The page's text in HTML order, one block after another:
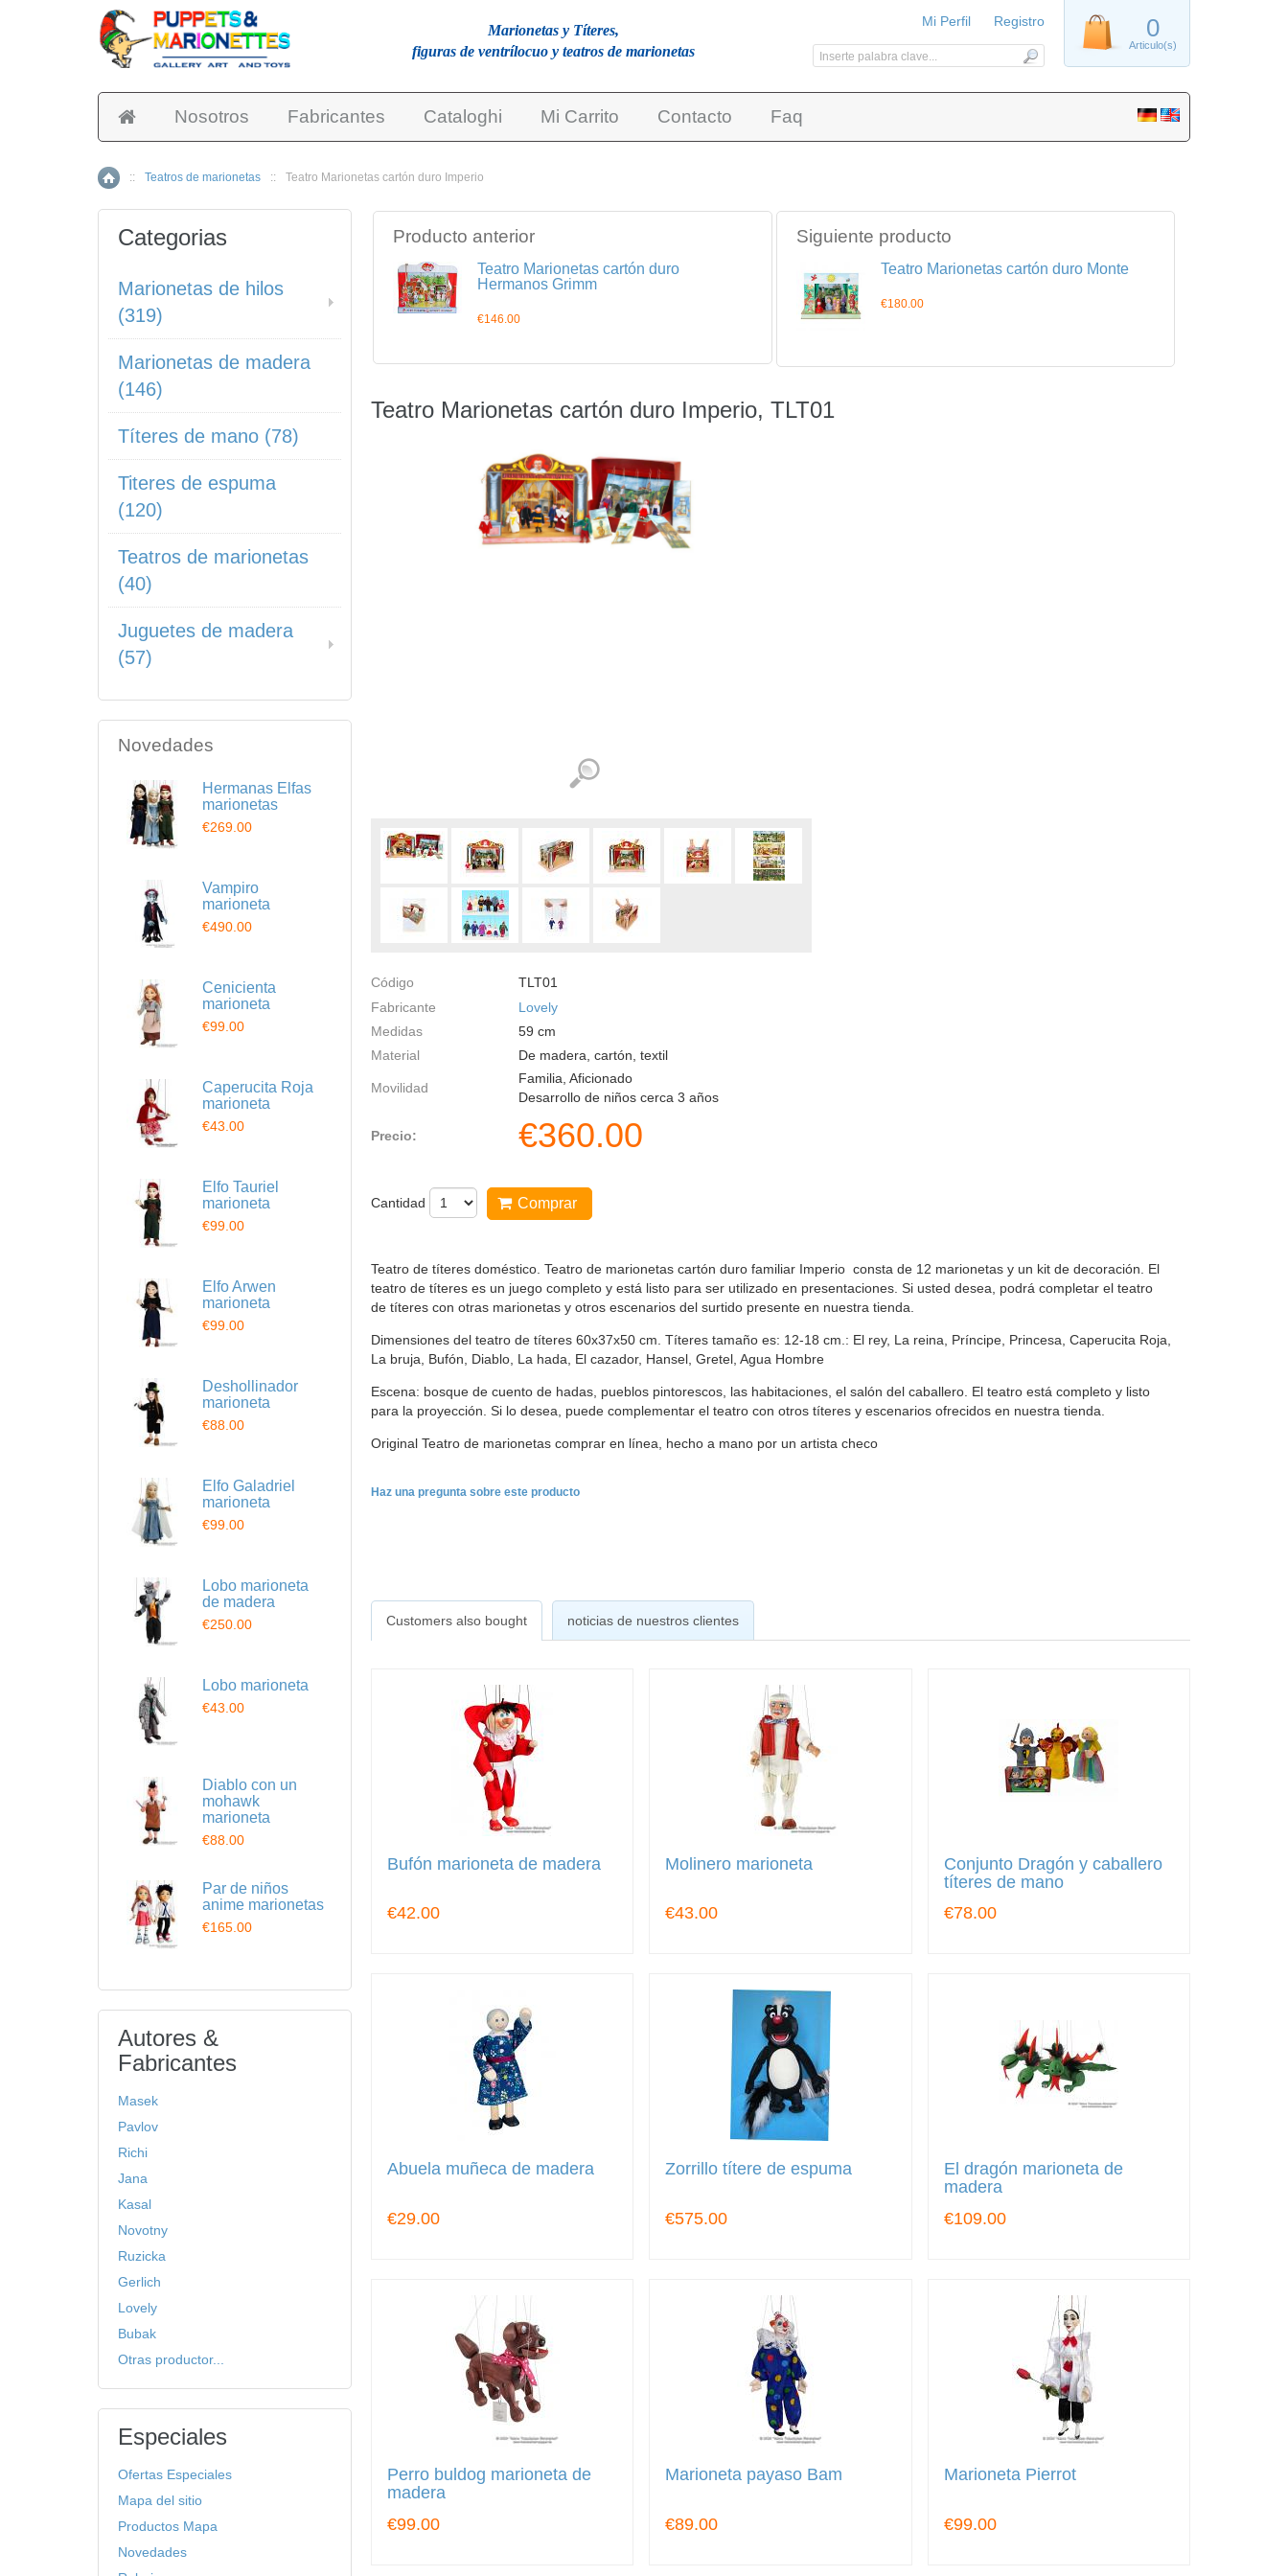
Nosotros Fabricantes Cataloghi Mi Carrito Contacto Faq
Inicio
:: Teatros de marionetas :: Teatro Marionetas cartón duro Imperio
Producto anterior
Teatro Marionetas cartón duro
Hermanos Grimm
€146.00
Siguiente producto
Teatro Marionetas cartón duro Monte
€180.00
Teatro Marionetas cartón duro Imperio, TLT01
Código
TLT01
Fabricante
Lovely
Medidas
59 cm
Material
De madera, cartón, textil
Movilidad
Familia, Aficionado
Desarrollo de niños cerca 3 años
Precio: €360.00
Cantidad Comprar
Teatro de títeres doméstico. Teatro de marionetas cartón duro familiar Imperio consta de 12 marionetas y un kit de decoración. El
teatro de títeres es un juego completo y está listo para ser utilizado en presentaciones. Si usted desea, podrá completar el teatro
de títeres con otras marionetas y otros escenarios del surtido presente en nuestra tienda.
Dimensiones del teatro de títeres 60x37x50 cm. Títeres tamaño es: 12-18 cm.: El rey, La reina, Príncipe, Princesa, Caperucita Roja,
La bruja, Bufón, Diablo, La hada, El cazador, Hansel, Gretel, Agua Hombre
Escena: bosque de cuento de hadas, pueblos pintorescos, las habitaciones, el salón del caballero. El teatro está completo y listo
para la proyección. Si lo desea, puede complementar el teatro con otros títeres y escenarios ofrecidos en nuestra tienda.
Original Teatro de marionetas comprar en línea, hecho a mano por un artista checo
Haz una pregunta sobre este producto
Customers also bought noticias de nuestros clientes
Bufón marioneta de madera
€42.00
Molinero marioneta
€43.00
Conjunto Dragón y caballero
títeres de mano
€78.00
Abuela muñeca de madera
€29.00
Zorrillo títere de espuma
€575.00
El dragón marioneta de
madera
€109.00
Perro buldog marioneta de
madera
€99.00
Marioneta payaso Bam
€89.00
Marioneta Pierrot
€99.00
Categorias
Marionetas de hilos
(319)
Marionetas de madera
(146)
Títeres de mano (78)
Titeres de espuma
(120)
Teatros de marionetas
(40)
Juguetes de madera
(57)
Novedades
Hermanas Elfas
marionetas
€269.00
Vampiro
marioneta
€490.00
Cenicienta
marioneta
€99.00
Caperucita Roja
marioneta
€43.00
Elfo Tauriel
marioneta
€99.00
Elfo Arwen
marioneta
€99.00
Deshollinador
marioneta
€88.00
Elfo Galadriel
marioneta
€99.00
Lobo marioneta
de madera
€250.00
Lobo marioneta
€43.00
Diablo con un
mohawk
marioneta
€88.00
Par de niños
anime marionetas
€165.00
Autores &
Fabricantes
Masek
Pavlov
Richi
Jana
Kasal
Novotny
Ruzicka
Gerlich
Lovely
Bubak
Otras productor...
Especiales
Ofertas Especiales
Mapa del sitio
Productos Mapa
Novedades
Marionetas y Títeres,
figuras de ventrílocuo y teatros de marionetas
0
Articulo(s)
Mi Perfil Registro